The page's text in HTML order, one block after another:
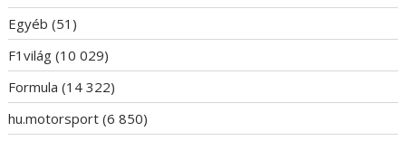
Egyéb (51)
F1világ (10 029)
Formula (14 322)
hu.motorsport (6 850)